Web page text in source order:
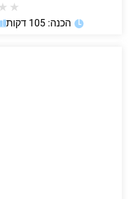
★
★
הכנה: 105 דקות